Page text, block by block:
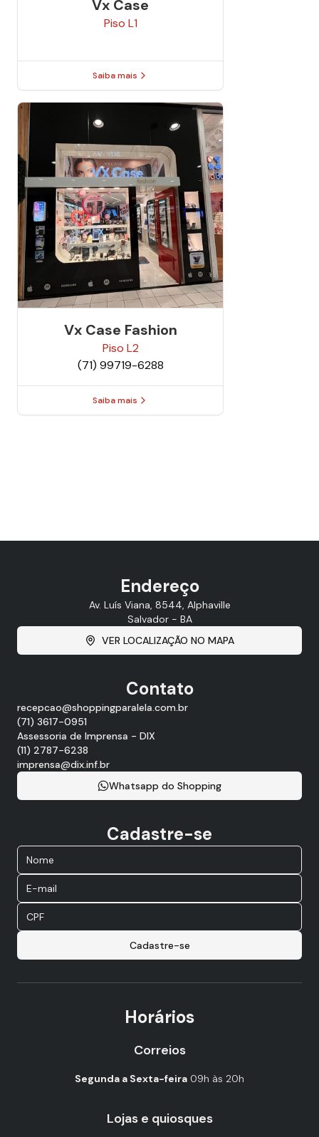
Vx Case
Piso L1
Saiba mais
Vx Case Fashion
Piso L2
(71) 99719-6288
Saiba mais
Endereço
Av. Luís Viana, 8544, Alphaville
Salvador - BA
VER LOCALIZAÇÃO NO MAPA
Contato
recepcao@shoppingparalela.com.br
(71) 3617-0951
Assessoria de Imprensa - DIX
(11) 2787-6238
imprensa@dix.inf.br
Whatsapp do Shopping
Cadastre-se
Cadastre-se
Horários
Correios
Segunda a Sexta-feira 09h às 20h
Lojas e quiosques